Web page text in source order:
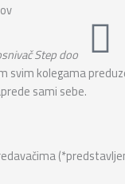
Step doo
svim kolegama
sami sebe.